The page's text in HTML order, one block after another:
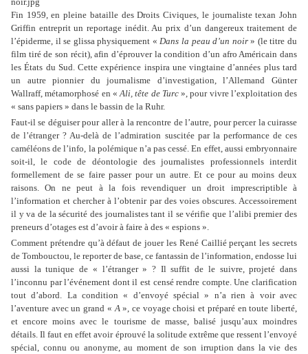
Fin 1959, en pleine bataille des Droits Civiques, le journaliste texan John
Griffin entreprit un reportage inédit. Au prix d’un dangereux traitement de
l’épiderme, il se glissa physiquement «Dans la peau d’un noir» (le titre du
film tiré de son récit), afin d’éprouver la condition d’un afro Américain dans
les États du Sud. Cette expérience inspira une vingtaine d’années plus tard
un autre pionnier du journalisme d’investigation, l’Allemand Günter
Wallraff, métamorphosé en «Ali, tête de Turc», pour vivre l’exploitation des
« sans papiers » dans le bassin de la Ruhr.
Faut-il se déguiser pour aller à la rencontre de l’autre, pour percer la cuirasse
de l’étranger ? Au-delà de l’admiration suscitée par la performance de ces
caméléons de l’info, la polémique n’a pas cessé. En effet, aussi embryonnaire
soit-il, le code de déontologie des journalistes professionnels interdit
formellement de se faire passer pour un autre. Et ce pour au moins deux
raisons. On ne peut à la fois revendiquer un droit imprescriptible à
l’information et chercher à l’obtenir par des voies obscures. Accessoirement
il y va de la sécurité des journalistes tant il se vérifie que l’alibi premier des
preneurs d’otages est d’avoir à faire à des « espions ».
Comment prétendre qu’à défaut de jouer les René Caillié perçant les secrets
de Tombouctou, le reporter de base, ce fantassin de l’information, endosse lui
aussi la tunique de « l’étranger » ? Il suffit de le suivre, projeté dans
l’inconnu par l’événement dont il est censé rendre compte. Une clarification
tout d’abord. La condition « d’envoyé spécial » n’a rien à voir avec
l’aventure avec un grand «A», ce voyage choisi et préparé en toute liberté,
et encore moins avec le tourisme de masse, balisé jusqu’aux moindres
détails. Il faut en effet avoir éprouvé la solitude extrême que ressent l’envoyé
spécial, connu ou anonyme, au moment de son irruption dans la vie des